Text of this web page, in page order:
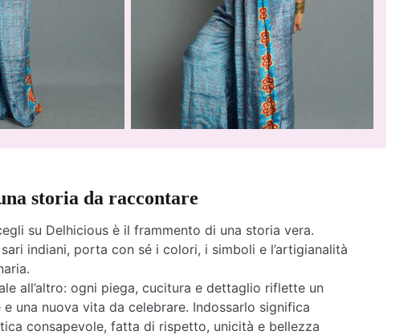
storia da raccontare
su Delhicious è il frammento di una storia vera.
indiani, porta con sé i colori, i simboli e l’artigianalità
all’altro: ogni piega, cucitura e dettaglio riflette un
una nuova vita da celebrare. Indossarlo significa
consapevole, fatta di rispetto, unicità e bellezza